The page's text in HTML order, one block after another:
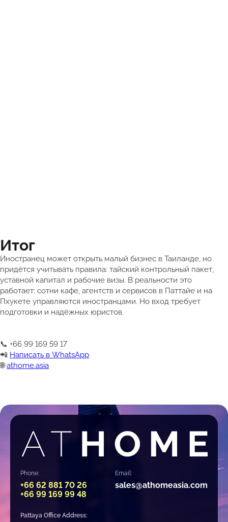
Итог
Иностранец может открыть малый бизнес в Таиланде, но
придётся учитывать правила: тайский контрольный пакет,
уставной капитал и рабочие визы. В реальности это
работает: сотни кафе, агентств и сервисов в Паттайе и на
Пхукете управляются иностранцами. Но вход требует
подготовки и надёжных юристов.
📞 +66 99 169 59 17
📲 Написать в WhatsApp
🌐 athome.asia
Phone:
+66 62 881 70 26
+66 99 169 99 48
Email:
sales@athomeasia.com
Pattaya Office Address: